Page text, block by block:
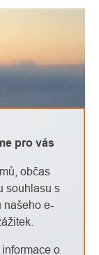
pro vás
občas
souhlasu s
našeho e-
o